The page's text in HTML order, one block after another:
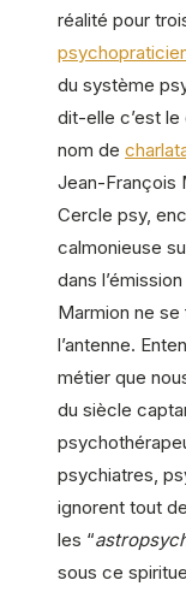
réalité pour
du système
dit-elle c’est
nom de
Jean-François
Cercle psy,
calmonieuse
dans
Marmion ne se
l’antenne.
métier que
du siècle
psychiatres,
ignorent tout
les “
sous ce